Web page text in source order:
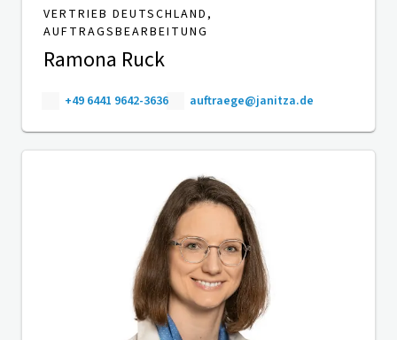
VERTRIEB DEUTSCHLAND,
AUFTRAGSBEARBEITUNG
Ramona Ruck
+49 6441 9642-3636 auftraege@janitza.de